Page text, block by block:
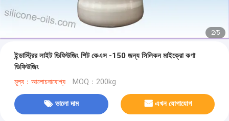
2/5
ইন্ডাস্ট্রির লাইট ডিফিউজিং শিট কেএস -150 জন্য সিলিকন মাইক্রো কণা
ডিফিউজিং
মূল্য：আলোচনাযোগ্য MOQ：200kg
ভালো দাম এখন যোগাযোগ